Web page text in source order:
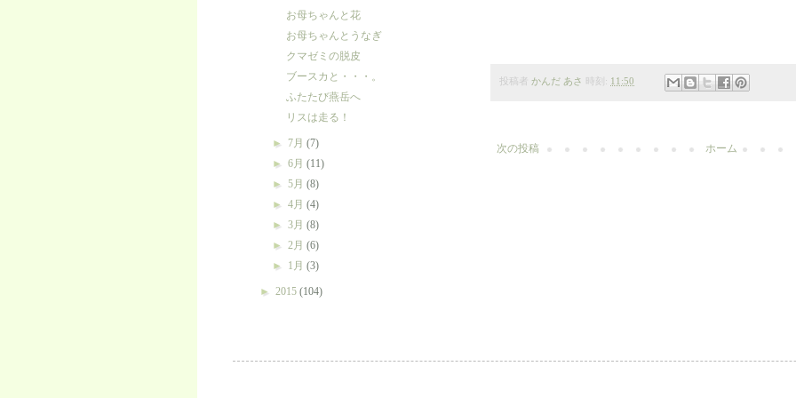
投稿者 かんだ あさ 時刻: 11:50
次の投稿 ホーム
お母ちゃんと花
お母ちゃんとうなぎ
クマゼミの脱皮
ブースカと・・・。
ふたたび燕岳へ
リスは走る！
► 7月(7)
►6月(11)
►5月(8)
►4月(4)
►3月(8)
►2月(6)
► 1月(3)
► 2015 (104)